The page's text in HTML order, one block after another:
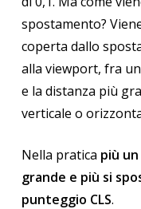
spostamento?
coperta dallo
alla viewport, fra
e la distanza più
verticale o
Nella pratica più
grande e più si
punteggio CLS.